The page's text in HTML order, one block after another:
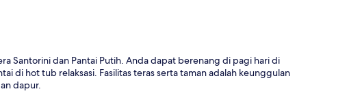
Santorini dan Pantai Putih. Anda dapat berenang di pagi hari di
di hot tub relaksasi. Fasilitas teras serta taman adalah keunggulan
dapur.